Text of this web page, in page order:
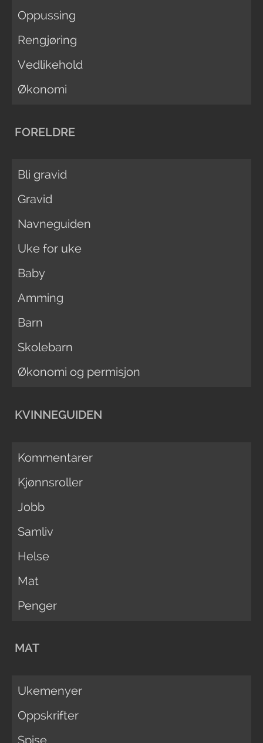
Oppussing
Rengjøring
Vedlikehold
Økonomi
FORELDRE
Bli gravid
Gravid
Navneguiden
Uke for uke
Baby
Amming
Barn
Skolebarn
Økonomi og permisjon
KVINNEGUIDEN
Kommentarer
Kjønnsroller
Jobb
Samliv
Helse
Mat
Penger
MAT
Ukemenyer
Oppskrifter
Spise